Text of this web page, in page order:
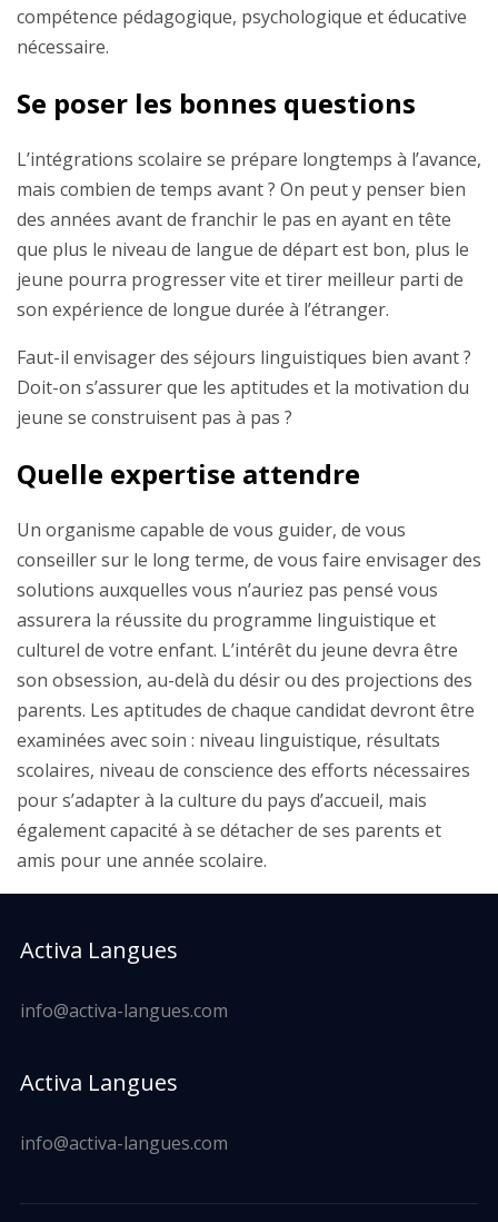
compétence pédagogique, psychologique et éducative
nécessaire.
Se poser les bonnes questions
L’intégrations scolaire se prépare longtemps à l’avance,
mais combien de temps avant ? On peut y penser bien
des années avant de franchir le pas en ayant en tête
que plus le niveau de langue de départ est bon, plus le
jeune pourra progresser vite et tirer meilleur parti de
son expérience de longue durée à l’étranger.
Faut-il envisager des séjours linguistiques bien avant ?
Doit-on s’assurer que les aptitudes et la motivation du
jeune se construisent pas à pas ?
Quelle expertise attendre
Un organisme capable de vous guider, de vous
conseiller sur le long terme, de vous faire envisager des
solutions auxquelles vous n’auriez pas pensé vous
assurera la réussite du programme linguistique et
culturel de votre enfant. L’intérêt du jeune devra être
son obsession, au-delà du désir ou des projections des
parents. Les aptitudes de chaque candidat devront être
examinées avec soin : niveau linguistique, résultats
scolaires, niveau de conscience des efforts nécessaires
pour s’adapter à la culture du pays d’accueil, mais
également capacité à se détacher de ses parents et
amis pour une année scolaire.
Activa Langues
info@activa-langues.com
Activa Langues
info@activa-langues.com